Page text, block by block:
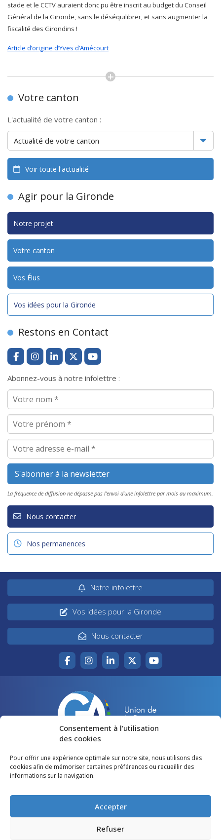
Consentement à l'utilisation
des cookies
Pour offrir une expérience optimale sur notre site, nous utilisons des
cookies afin de mémoriser certaines préférences ou recueillir des
informations sur la navigation.
Accepter
Refuser
stade et le CCTV auraient donc pu être inscrit au budget du Conseil
Général de la Gironde, sans le déséquilibrer, et sans augmenter la
fiscalité des Girondins !
Article d’origine d’Yves d’Amécourt
Votre canton
L'actualité de votre canton :
Voir toute l'actualité
Agir pour la Gironde
Notre projet
Votre canton
Vos Élus
Vos idées pour la Gironde
Restons en Contact
Abonnez-vous à notre infolettre :
La fréquence de diffusion ne dépasse pas l'envoi d'une infolettre par mois au maximum.
Nous contacter
Nos permanences
Notre infolettre
Vos idées pour la Gironde
Nous contacter
Accueil
Votre canton
Lire et voir
Agir pour la Gironde
Restons en contact